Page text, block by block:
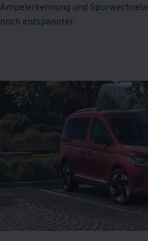
Ampelerkennung und
noch entspannter.